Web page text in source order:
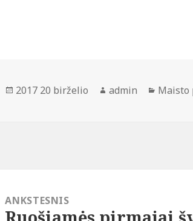
Paskelbta
2017 20 birželio Autorius
admin Maisto
ANKSTESNIS
Ankstesnis